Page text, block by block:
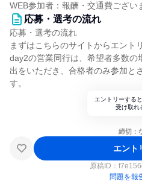
WEB参加者：報酬・交通費ござい
応募・選考の流れ
応募・選考の流れ
まずはこちらのサイトからエント
day2の営業同行は、希望者多数の
出をいただき、合格者のみ参加と
す。
エントリーする
受け取れ
締切：
エント
原稿ID：
問題を報